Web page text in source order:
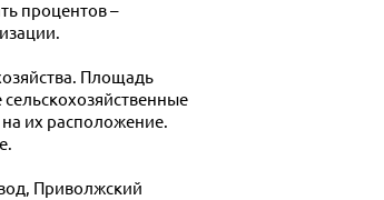
процентов –
Площадь
сельскохозяйственные
их расположение.
Приволжский